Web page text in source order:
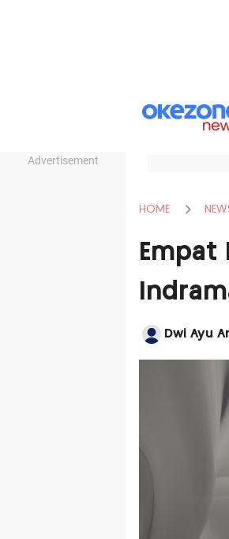
Advertisement
HOME
Empat
Dwi Ayu